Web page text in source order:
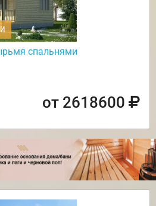
спальнями
от 2618600